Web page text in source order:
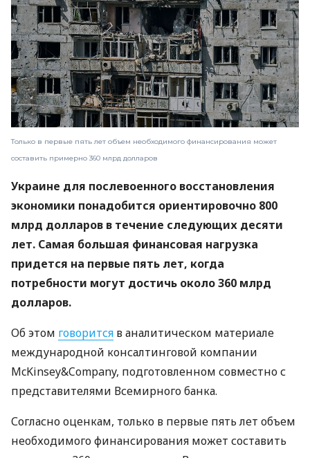
Только в первые пять лет объем необходимого финансирования может
составить примерно 360 млрд долларов
Украине для послевоенного восстановления
экономики понадобится ориентировочно 800
млрд долларов в течение следующих десяти
лет. Самая большая финансовая нагрузка
придется на первые пять лет, когда
потребности могут достичь около 360 млрд
долларов.
Об этом говорится в аналитическом материале
международной консалтинговой компании
McKinsey&Company, подготовленном совместно с
представителями Всемирного банка.
Согласно оценкам, только в первые пять лет объем
необходимого финансирования может составить